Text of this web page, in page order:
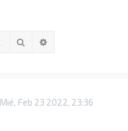
Buscar
Mié, Feb 23 2022, 23:36